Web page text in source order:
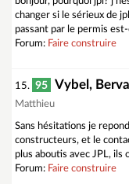
changer si le sérieux de
passant par le permis
Forum: Faire construire
15. 95 Vybel,
Matthieu
Sans hésitations je
constructeurs, et le
plus aboutis avec JPL, ils
Forum: Faire construire